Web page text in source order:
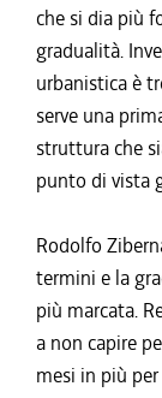
che si dia più
gradualità.
urbanistica è
serve una
struttura che
punto di vista
Rodolfo
termini e la
più marcata.
a non capire
mesi in più